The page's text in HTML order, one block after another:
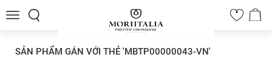
Toggle
0
SẢN PHẨM GÁN VỚI THẺ 'MBTP00000043-VN'